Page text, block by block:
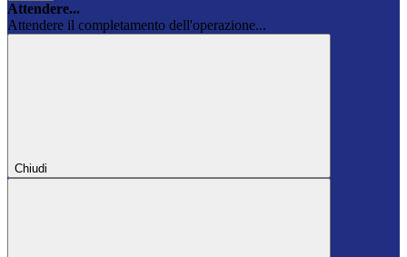
Attendere...
Attendere il completamento dell'operazione...
Chiudi